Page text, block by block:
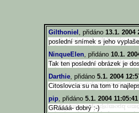
Gilthoniel , přidáno 13.1. 2004
poslední snímek s jeho
NinqueElen, přidáno 10.1.
Tak ten poslední obrázek je
Darthie, přidáno 5.1. 2004
Citoslovcia su na tom to
pip, přidáno 5.1. 2004 11:05:41
GRáááá- dobrý :-)